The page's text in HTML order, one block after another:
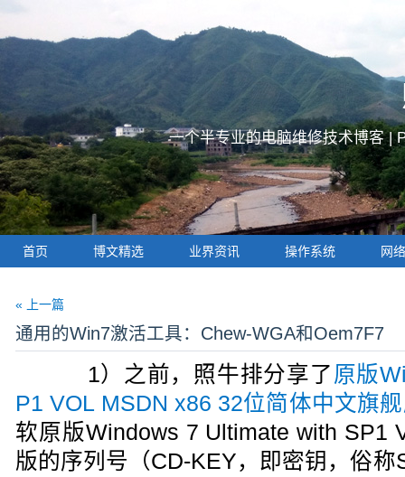
一个半专业的电脑维修技术博客 |
首页 博文精选 业界资讯 操作系统 网
« 上一篇
通用的Win7激活工具：Chew-WGA和Oem7F7
1）之前，照牛排分享了原版
P1 VOL MSDN x86 32位简体中文旗
软原版Windows 7 Ultimate with SP1
版的序列号（CD-KEY，即密钥，俗